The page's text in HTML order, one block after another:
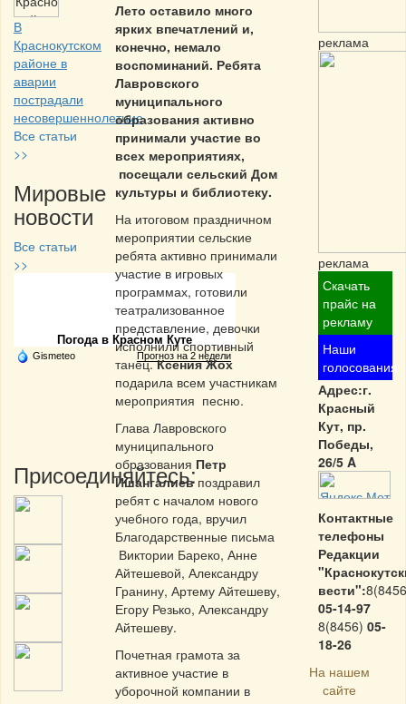
В
Краснокутском
районе в
аварии
пострадали
несовершеннолетние
Все статьи
>>
Мировые
новости
Все статьи
>>
Частная реклама
Погода в Красном Куте
Gismeteo Прогноз на 2 недели
Присоединяйтесь:
Лето оставило много
ярких впечатлений и,
конечно, немало
воспоминаний. Ребята
Лавровского
муниципального
образования активно
принимали участие во
всех мероприятиях,
посещали сельский Дом
культуры и библиотеку.
На итоговом праздничном
мероприятии сельские
ребята активно принимали
участие в игровых
программах, готовили
театрализованное
представление, девочки
исполнили спортивный
танец.Ксения Жох
подарила всем участникам
мероприятия песню.
Глава Лавровского
муниципального
образования Петр
Ишангалиевпоздравил
ребят с началом нового
учебного года, вручил
Благодарственные письма
Виктории Бареко, Анне
Айтешевой, Александру
Гранину, Артему Айтешеву,
Егору Резько, Александру
Айтешеву.
Почетная грамота за
активное участие в
уборочной компании в
реклама
реклама
Скачать
прайс на
рекламу
Наши
голосования
Адрес:г.
Красный
Кут, пр.
Победы,
26/5 A
Контактные
телефоны
Редакции
вести":
05-14-97
8(8456) 05-
18-26
На нашем
сайте